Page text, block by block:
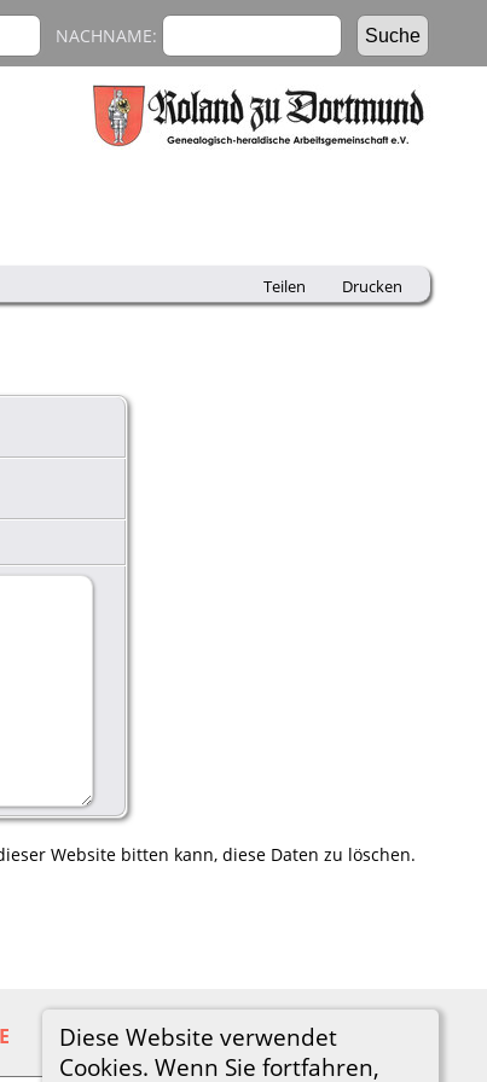
NACHNAME:
Teilen Drucken
Diese Website verwendet
Cookies. Wenn Sie fortfahren,
Website bitten kann, diese Daten zu löschen.